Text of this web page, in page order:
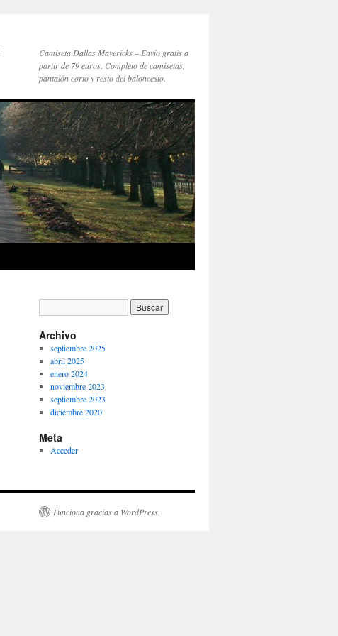
Camiseta Dallas Mavericks – Envío gratis a
partir de 79 euros. Completo de camisetas,
pantalón corto y resto del baloncesto.
Archivo
septiembre 2025
abril 2025
enero 2024
noviembre 2023
septiembre 2023
diciembre 2020
Meta
Acceder
Funciona gracias a WordPress.